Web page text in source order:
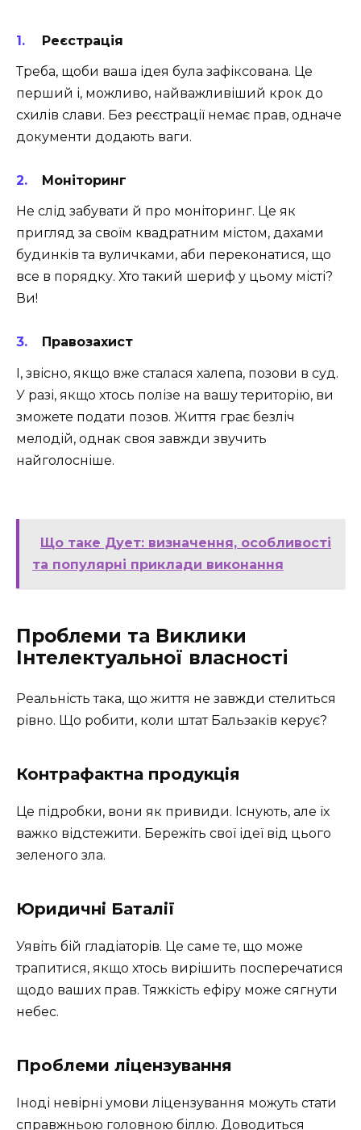
Реєстрація
Треба, щоби ваша ідея була зафіксована. Це
перший і, можливо, найважливіший крок до
схилів слави. Без реєстрації немає прав, одначе
документи додають ваги.
Моніторинг
Не слід забувати й про моніторинг. Це як
пригляд за своїм квадратним містом, дахами
будинків та вуличками, аби переконатися, що
все в порядку. Хто такий шериф у цьому місті?
Ви!
Правозахист
І, звісно, якщо вже сталася халепа, позови в суд.
У разі, якщо хтось полізе на вашу територію, ви
зможете подати позов. Життя грає безліч
мелодій, однак своя завжди звучить
найголосніше.
Що таке Дует: визначення, особливості
та популярні приклади виконання
Проблеми та Виклики
Інтелектуальної власності
Реальність така, що життя не завжди стелиться
рівно. Що робити, коли штат Бальзаків керує?
Контрафактна продукція
Це підробки, вони як привиди. Існують, але їх
важко відстежити. Бережіть свої ідеї від цього
зеленого зла.
Юридичні Баталії
Уявіть бій гладіаторів. Це саме те, що може
трапитися, якщо хтось вирішить посперечатися
щодо ваших прав. Тяжкість ефіру може сягнути
небес.
Проблеми ліцензування
Іноді невірні умови ліцензування можуть стати
справжньою головною біллю. Доводиться